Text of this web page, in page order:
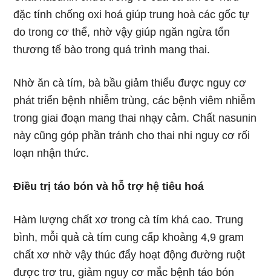
đặc tính chống oxi hoá giúp trung hoà các gốc tự
do trong cơ thể, nhờ vậy giúp ngăn ngừa tổn
thương tế bào trong quá trình mang thai.
Nhờ ăn cà tím, bà bầu giảm thiểu được nguy cơ
phát triển bệnh nhiễm trùng, các bệnh viêm nhiễm
trong giai đoạn mang thai nhạy cảm. Chất nasunin
này cũng góp phần tránh cho thai nhi nguy cơ rối
loạn nhận thức.
Điều trị táo bón và hỗ trợ hệ tiêu hoá
Hàm lượng chất xơ trong cà tím khá cao. Trung
bình, mỗi quả cà tím cung cấp khoảng 4,9 gram
chất xơ nhờ vậy thúc đẩy hoạt động đường ruột
được trơ tru, giảm nguy cơ mắc bệnh táo bón